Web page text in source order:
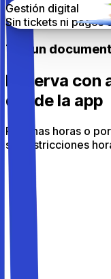
Gestión digital
Sin tickets ni pagos
Ten un
Reserva con
desde la app
Por unas horas o
sin restricciones